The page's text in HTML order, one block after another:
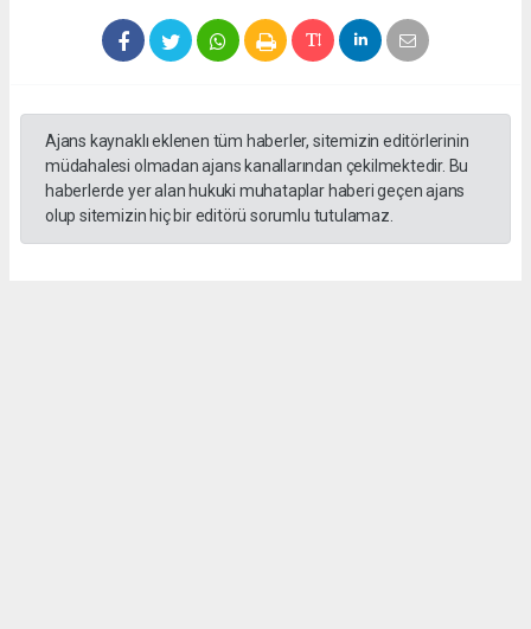
Ajans kaynaklı eklenen tüm haberler, sitemizin editörlerinin
müdahalesi olmadan ajans kanallarından çekilmektedir. Bu
haberlerde yer alan hukuki muhataplar haberi geçen ajans
olup sitemizin hiç bir editörü sorumlu tutulamaz.